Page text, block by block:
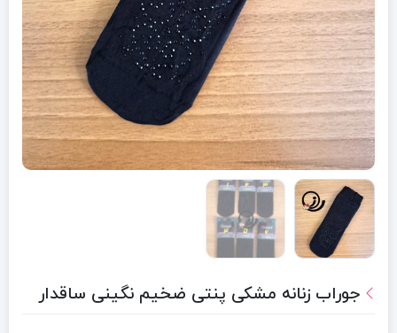
جوراب زنانه مشکی پنتی ضخیم نگینی ساقدار